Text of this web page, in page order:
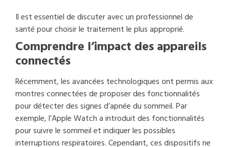
Il est essentiel de discuter avec un professionnel de
santé pour choisir le traitement le plus approprié.
Comprendre l’impact des appareils
connectés
Récemment, les avancées technologiques ont permis aux
montres connectées de proposer des fonctionnalités
pour détecter des signes d’apnée du sommeil. Par
exemple, l’Apple Watch a introduit des fonctionnalités
pour suivre le sommeil et indiquer les possibles
interruptions respiratoires. Cependant, ces dispositifs ne